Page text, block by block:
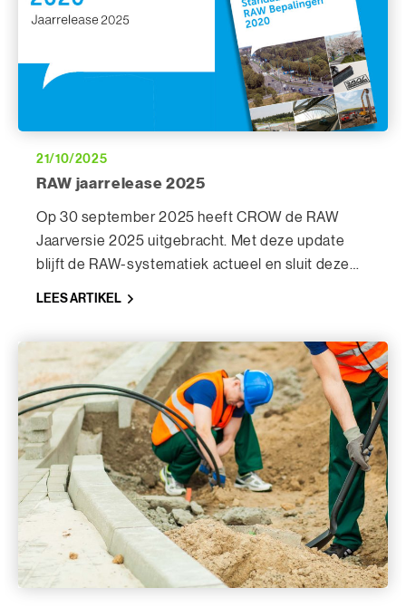
21/10/2025
RAW jaarrelease 2025
Op 30 september 2025 heeft CROW de RAW
Jaarversie 2025 uitgebracht. Met deze update
blijft de RAW-systematiek actueel en sluit deze
te gaan met de RAW 2025.
LEES ARTIKEL